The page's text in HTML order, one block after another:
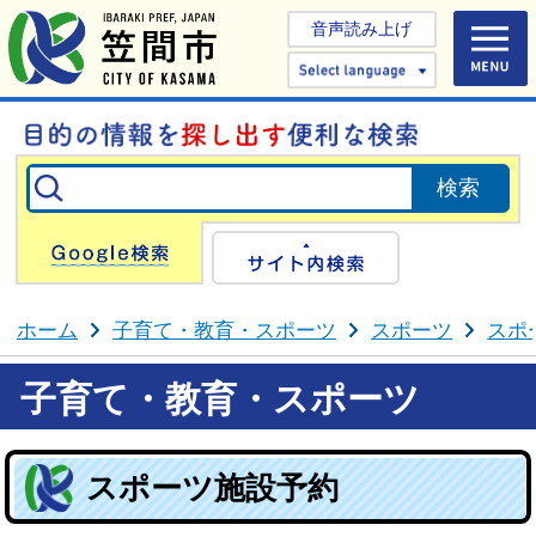
音声読み上げ
Select
Google検索
ホーム 子育て・教育・スポーツ スポーツ スポ
子育て・教育・スポーツ
スポーツ施設予約